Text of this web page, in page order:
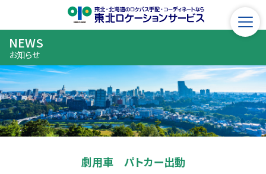
NEWS
お知らせ
劇用車 パトカー出動